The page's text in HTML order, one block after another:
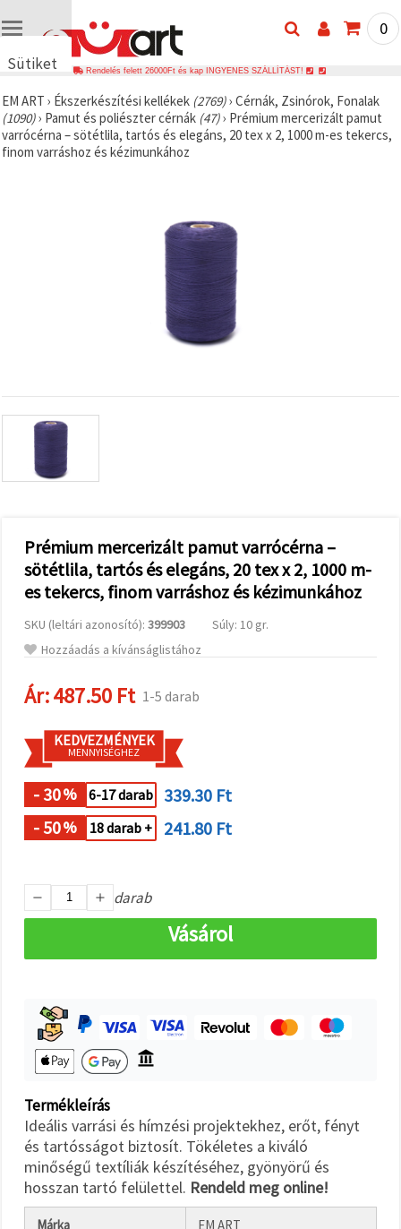
Sütiket
🍪 Cookie-
kat és
hasonló
technológiákat
forgalmat,
relevánsabb
hirdetéseket
jelenítsünk
marketingpartnereink
segítségével
Az "Összes
elfogadása"
kattintva
elfogadhatja
az összes
Beállításokban
preferenciáit
az adott
típusú sütik
"Mentés"
gombra
kattintva.
el
mindet
0
Rendelés felett 26000Ft és kap INGYENES SZÁLLÍTÁST!
EM ART › Ékszerkészítési kellékek (2769)› Cérnák, Zsinórok, Fonalak
(1090)› Pamut és poliészter cérnák (47)› Prémium mercerizált pamut
varrócérna – sötétlila, tartós és elegáns, 20 tex x 2, 1000 m-es tekercs,
finom varráshoz és kézimunkához
Prémium mercerizált pamut varrócérna –
sötétlila, tartós és elegáns, 20 tex x 2, 1000 m-
es tekercs, finom varráshoz és kézimunkához
SKU (leltári azonosító): 399903
Súly: 10 gr.
Hozzáadás a kívánságlistához
Ár:487.50 Ft 1-5 darab
KEDVEZMÉNYEK
MENNYISÉGHEZ
- 30% 6-17 darab
339.30 Ft
- 50% 18 darab + 241.80 Ft
darab
Vásárol
Termékleírás
Ideális varrási és hímzési projektekhez, erőt, fényt
és tartósságot biztosít. Tökéletes a kiváló
minőségű textíliák készítéséhez, gyönyörű és
hosszan tartó felülettel. Rendeld meg online!
Márka EM ART